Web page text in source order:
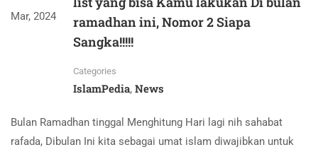
Mar, 2024
ramadhan ini, Nomor 2 Siapa
Sangka!!!!!
Categories
IslamPedia, News
Bulan Ramadhan tinggal Menghitung Hari lagi nih sahabat
rafada, Dibulan Ini kita sebagai umat islam diwajibkan untuk